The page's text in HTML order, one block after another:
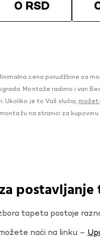
0 RSD
cena porudžbine sa
Montaže radimo i van
Ukoliko je to Vaš slučaj,
na stranici za kupovinu
postavljanje
tapeta postoje
naći na linku –